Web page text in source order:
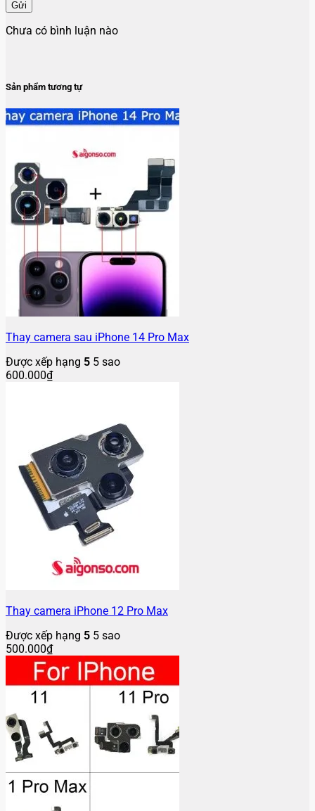
Gửi
Chưa có bình luận nào
Sản phẩm tương tự
Thay camera sau iPhone 14 Pro Max
Được xếp hạng 5 5 sao
600.000₫
Thay camera iPhone 12 Pro Max
Được xếp hạng 5 5 sao
500.000₫